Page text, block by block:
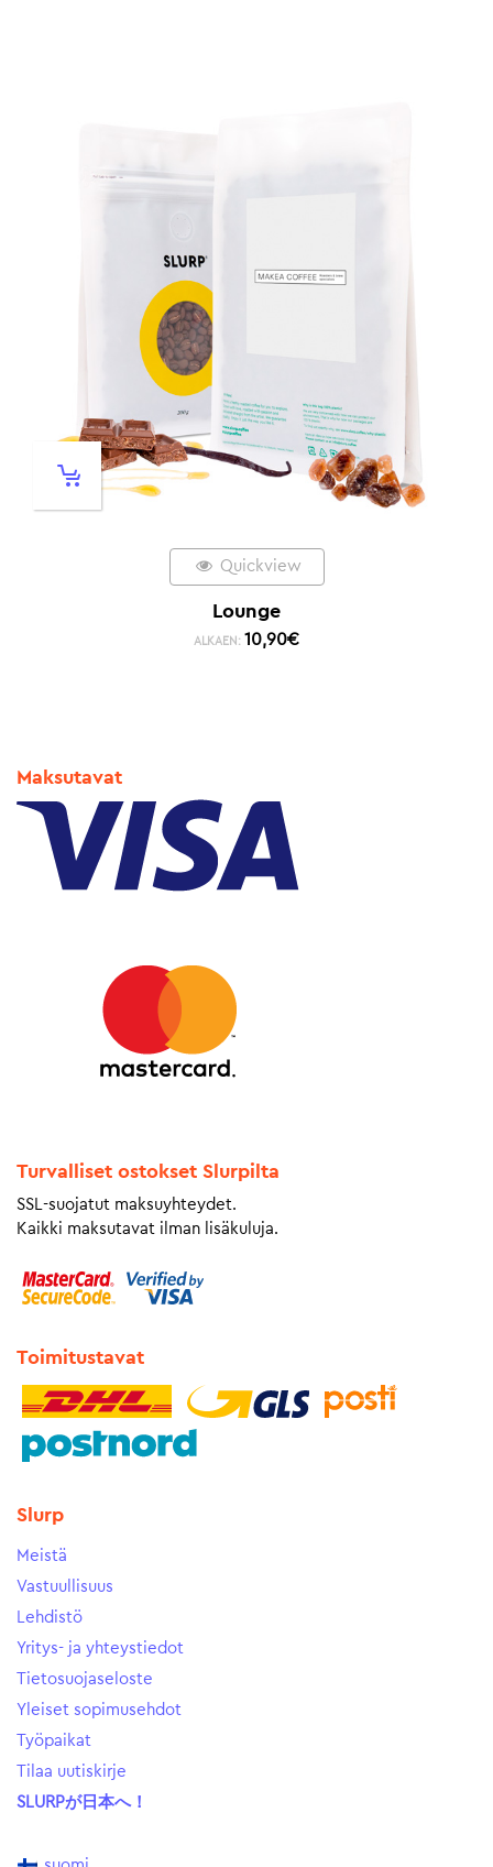
Quickview
Lounge
ALKAEN: 10,90€
Maksutavat
Turvalliset ostokset Slurpilta
SSL-suojatut maksuyhteydet.
Kaikki maksutavat ilman lisäkuluja.
Toimitustavat
Slurp
Meistä
Vastuullisuus
Lehdistö
Yritys- ja yhteystiedot
Tietosuojaseloste
Yleiset sopimusehdot
Työpaikat
Tilaa uutiskirje
SLURPが日本へ！